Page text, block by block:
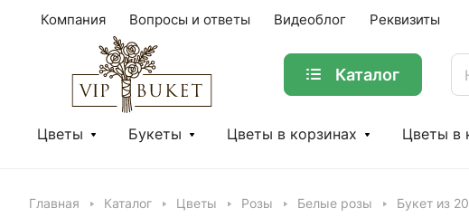
Компания Вопросы и ответы Видеоблог Реквизиты
Каталог
Цветы Букеты Цветы в корзинах Цветы в
Главная Каталог Цветы Розы Белые розы Букет из